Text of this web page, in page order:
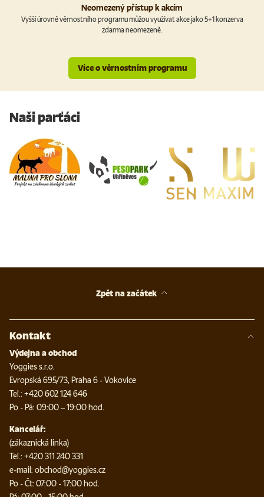
Neomezený přístup k akcím
Vyšší úrovně věrnostního programu můžou využívat akce jako 5+1 konzerva
zdarma neomezeně.
Více o věrnostním programu
Naši parťáci
Zpět na začátek
Kontakt
Výdejna a obchod
Yoggies s.r.o.
Evropská 695/73, Praha 6 - Vokovice
Tel.: +420 602 124 646
Po - Pá: 09:00 – 19:00 hod.
Kancelář:
(zákaznická linka)
Tel.: +420 311 240 331
e-mail: obchod@yoggies.cz
Po - Čt: 07:00 - 17:00 hod.